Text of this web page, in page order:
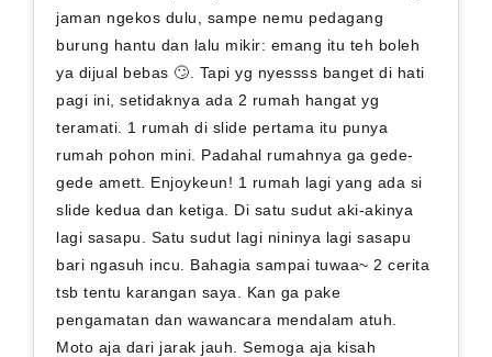
jaman ngekos dulu, sampe nemu pedagang
burung hantu dan lalu mikir: emang itu teh boleh
ya dijual bebas 🙄. Tapi yg nyessss banget di hati
pagi ini, setidaknya ada 2 rumah hangat yg
teramati. 1 rumah di slide pertama itu punya
rumah pohon mini. Padahal rumahnya ga gede-
gede amett. Enjoykeun! 1 rumah lagi yang ada si
slide kedua dan ketiga. Di satu sudut aki-akinya
lagi sasapu. Satu sudut lagi nininya lagi sasapu
bari ngasuh incu. Bahagia sampai tuwaa~ 2 cerita
tsb tentu karangan saya. Kan ga pake
pengamatan dan wawancara mendalam atuh.
Moto aja dari jarak jauh. Semoga aja kisah